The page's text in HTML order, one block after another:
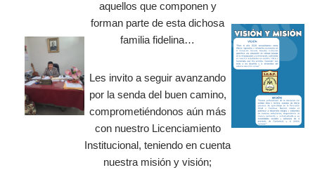
aquellos que componen y
forman parte de esta dichosa
familia fidelina…
Les invito a seguir avanzando
por la senda del buen camino,
comprometiéndonos aún más
con nuestro Licenciamiento
Institucional, teniendo en cuenta
nuestra misión y visión;